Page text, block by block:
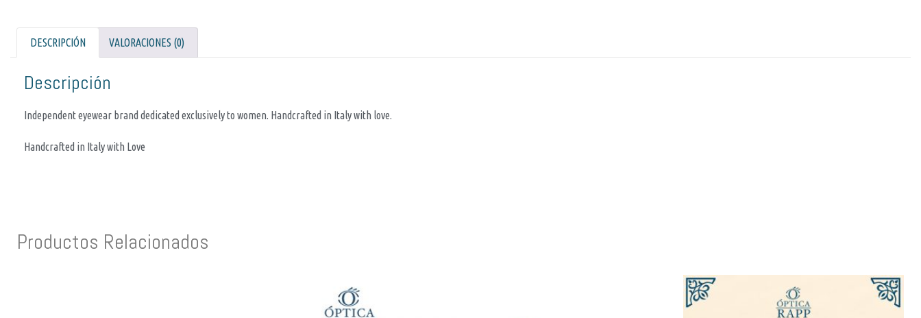
DESCRIPCIÓN VALORACIONES (0)
Descripción
Independent eyewear brand dedicated exclusively to women. Handcrafted in Italy with love.
Handcrafted in Italy with Love
Productos Relacionados